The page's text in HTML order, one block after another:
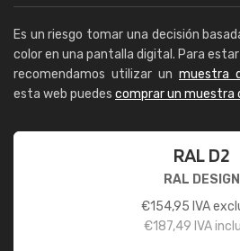
Es un riesgo tomar una decisión
color en una pantalla digital. Para
recomendamos utilizar un muestra
esta web puedes comprar un muestra
RAL D2
RAL DESIGN
€154,95 IVA
€187,49 IVA